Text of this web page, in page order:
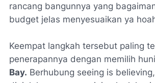
rancang bangunnya yang
budget jelas menyesuaikan ya
Keempat langkah tersebut paling
penerapannya dengan memilih
Bay. Berhubung seeing is believing,